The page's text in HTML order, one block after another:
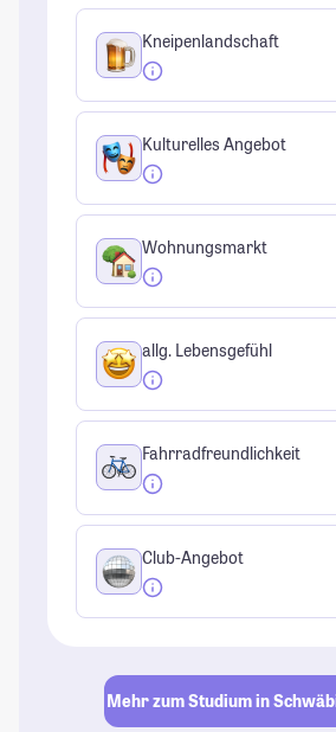
Kneipenlandschaft
Kulturelles Angebot
Wohnungsmarkt
allg. Lebensgefühl
Fahrradfreundlichkeit
Club-Angebot
Mehr zum Studium in